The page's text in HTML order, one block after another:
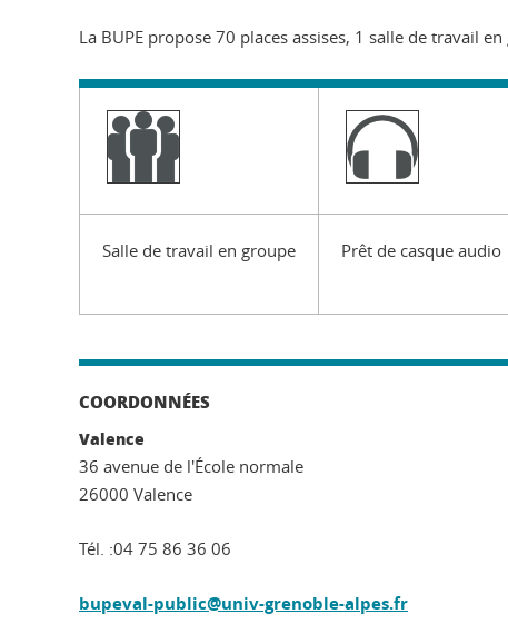
La BUPE propose 70 places assises, 1 salle de travail
Salle de travail en groupe Prêt de casque audio
COORDONNÉES
Valence
36 avenue de l'École normale
26000 Valence
Tél. :04 75 86 36 06
bupeval-public@univ-grenoble-alpes.fr